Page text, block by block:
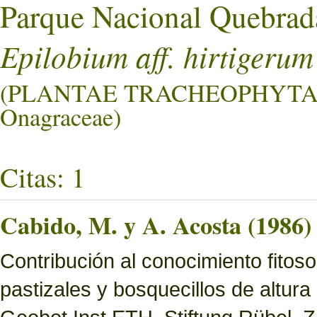
Parque Nacional
Epilobium aff. hirtigerum
(PLANTAE
Onagraceae)
Citas: 1
Cabido, M. y A. Acosta (1986)
Contribución al conocimiento
pastizales y bosquecillos de